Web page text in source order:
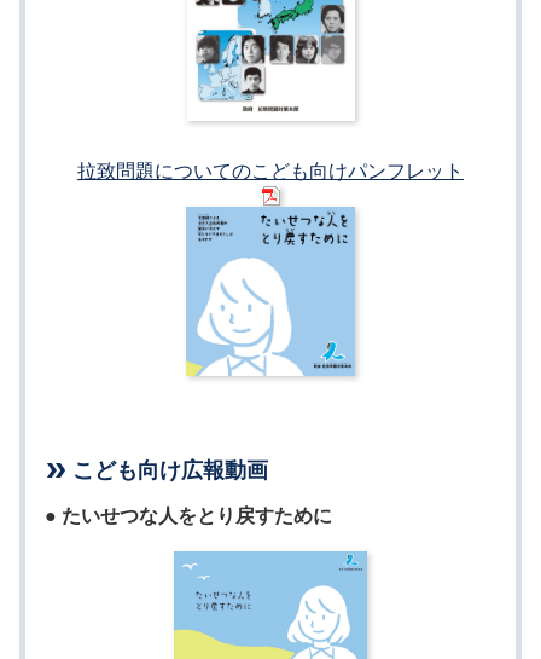
拉致問題についてのこども向けパンフレット
こども向け広報動画
● たいせつな人をとり戻すために